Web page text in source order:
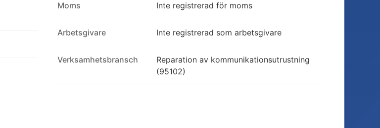
Moms Inte registrerad för moms
Arbetsgivare Inte registrerad som arbetsgivare
Verksamhetsbransch
Reparation av kommunikationsutrustning
(95102)